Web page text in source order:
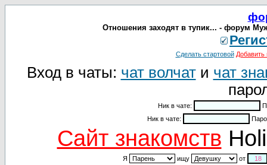
Отношения заходят в тупик... - форум
Сделать стартовой Добавить
Вход в чаты: чат волчати чат
Ник в чате:
Ник в чате:
Cайт знакомств
Я ищу от